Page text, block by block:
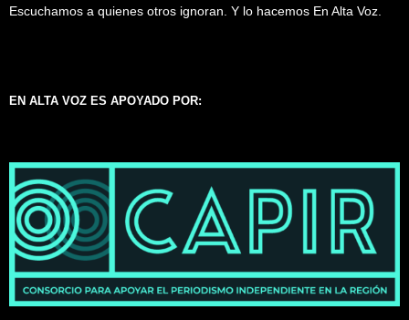
Escuchamos a quienes otros ignoran. Y lo hacemos En Alta Voz.
EN ALTA VOZ ES APOYADO POR: